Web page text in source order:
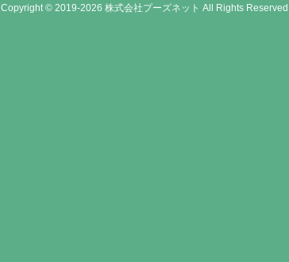
Copyright © 2019-2026 株式会社プーズネット All Rights